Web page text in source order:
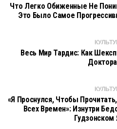
Что Легко Обиженные Не
Это Было Самое
Весь Мир Тардис: Как
«Я Проснулся, Чтобы
Всех Времен»: Изнутри
Гудзонском